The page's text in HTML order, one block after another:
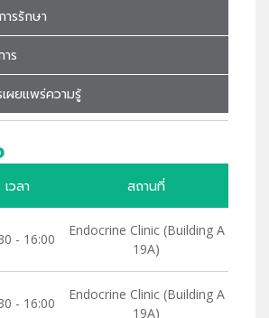
รรักษา
ร
ผยแพร่ความรู้
เวลา สถานที่
- 16:00
Endocrine Clinic (Building A
19A)
- 16:00
Endocrine Clinic (Building A
19A)